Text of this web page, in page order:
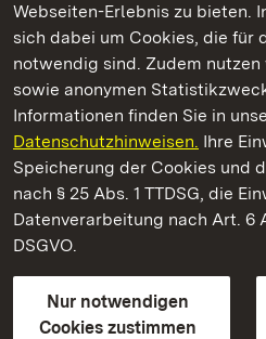
Webseiten-Erlebnis zu bieten.
sich dabei um Cookies, die für
notwendig sind. Zudem
sowie anonymen
Informationen finden Sie in
Datenschutzhinweisen. Ihre
Speicherung der Cookies und
nach § 25 Abs. 1 TTDSG, die
Datenverarbeitung nach Art. 6
DSGVO.
Nur notwendigen
Cookies zustimmen
Kommen. Staunen.
Staatliche Schlösser und Gärten
Staatliche Schlösser und
Kontakt
GebärdenspracheLeichte
Erklärung zur Barrierefreiheit
BITV-konform (geprüfte Seiten)